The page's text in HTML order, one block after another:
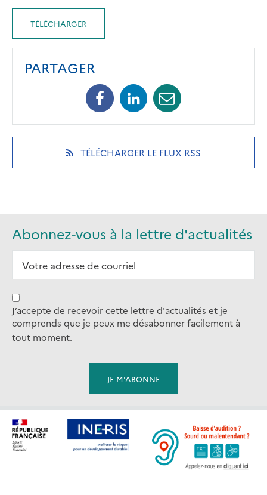
TÉLÉCHARGER
PARTAGER
Facebook
(opens
a
new
tab)
Linkedin
(opens
a
new
tab)
Mail
(opens
a
new
tab)
TÉLÉCHARGER LE FLUX RSS(OPENS
Abonnez-vous à la lettre d'actualités
J’accepte de recevoir cette lettre d'actualités et je
comprends que je peux me désabonner facilement à
tout moment.